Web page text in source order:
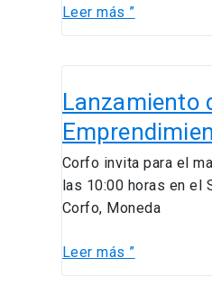
Leer más ”
Lanzamiento
Corfo invita para el
las 10:00 horas en el
Corfo, Moneda
de
Data
Emprendimiento
Leer más ”